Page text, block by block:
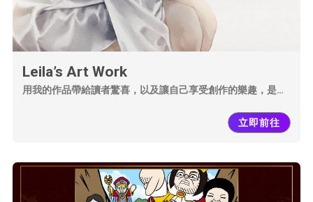
Leila’s Art Work
用我的作品帶給讀者驚喜，以及讓自己享受創作的樂趣，是我
片檔案僅供個人收藏，禁止一切改圖、挪作他用及商業用途。
立即前往